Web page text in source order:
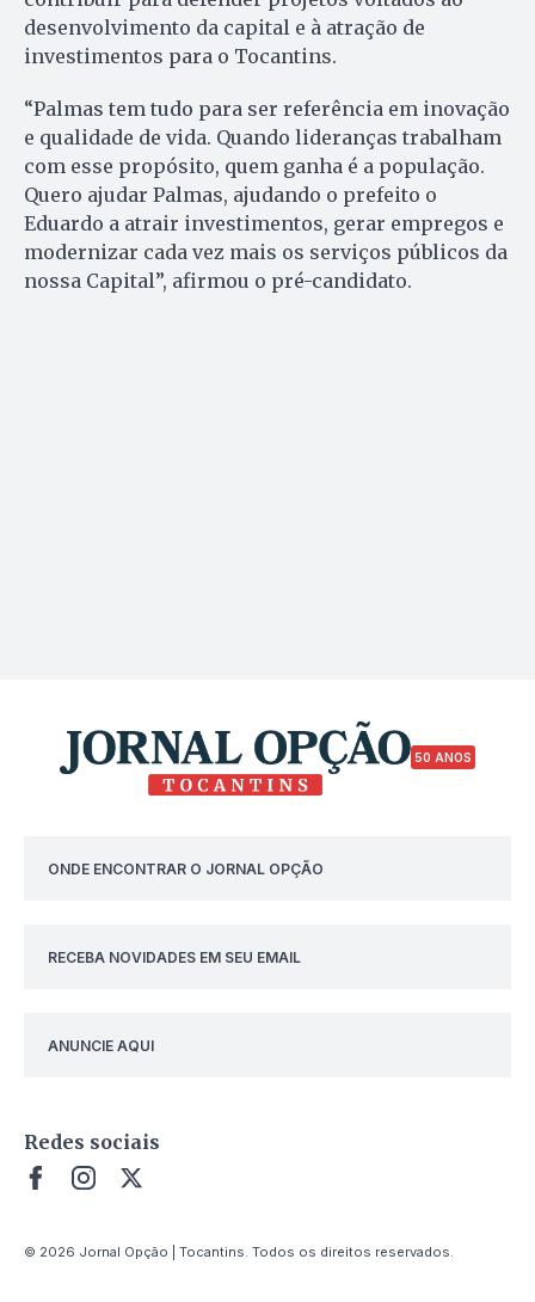
desenvolvimento da capital e à atração de
investimentos para o Tocantins.
“Palmas tem tudo para ser referência em inovação
e qualidade de vida. Quando lideranças trabalham
com esse propósito, quem ganha é a população.
Quero ajudar Palmas, ajudando o prefeito o
Eduardo a atrair investimentos, gerar empregos e
modernizar cada vez mais os serviços públicos da
nossa Capital”, afirmou o pré-candidato.
50 ANOS
ONDE ENCONTRAR O JORNAL OPÇÃO
RECEBA NOVIDADES EM SEU EMAIL
ANUNCIE AQUI
Redes sociais
© 2026 Jornal Opção | Tocantins. Todos os direitos reservados.